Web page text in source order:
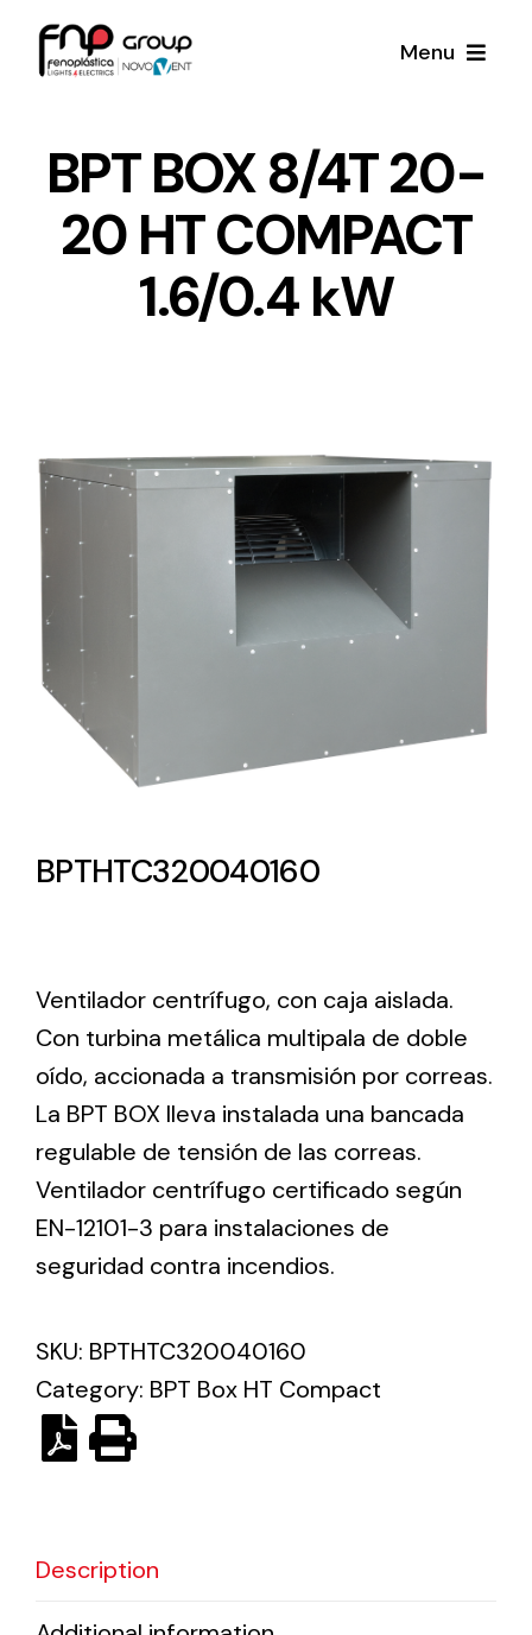
Menu
Productos
Lighting and Electrical
Complete solutions in lighting and electrical
Ventilation
The incorporation of Novovent into the group
meant a greater offer of ventilation products for
different uses
Iluminación Solar
Noticias
Proyectos
BPT BOX 8/4T 20-
20 HT COMPACT
1.6/0.4 kW
BPTHTC320040160
Ventilador centrífugo, con caja aislada.
Con turbina metálica multipala de doble
oído, accionada a transmisión por correas.
La BPT BOX lleva instalada una bancada
regulable de tensión de las correas.
Ventilador centrífugo certificado según
EN-12101-3 para instalaciones de
seguridad contra incendios.
SKU: BPTHTC320040160
Category: BPT Box HT Compact
Description